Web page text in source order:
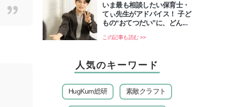
いま最も相談したい保育士・
てぃ先生がアドバイス！ 子ど
もの“おてつだい”に、どん...
この記事も読む >>
人気のキーワード
HugKum総研 素敵クラフト